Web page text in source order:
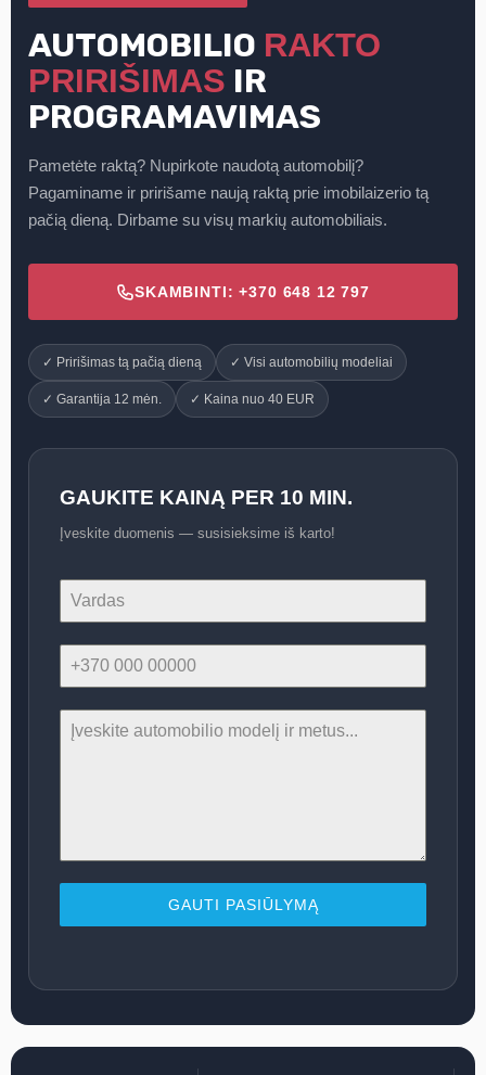
AUTOMOBILIO RAKTO
PRIRIŠIMAS IR
PROGRAMAVIMAS
Pametėte raktą? Nupirkote naudotą automobilį?
Pagaminame ir pririšame naują raktą prie imobilaizerio tą
pačią dieną. Dirbame su visų markių automobiliais.
SKAMBINTI: +370 648 12 797
✓ Pririšimas tą pačią dieną ✓ Visi automobilių modeliai
✓ Garantija 12 mėn. ✓ Kaina nuo 40 EUR
GAUKITE KAINĄ PER 10 MIN.
Įveskite duomenis — susisieksime iš karto!
GAUTI PASIŪLYMĄ